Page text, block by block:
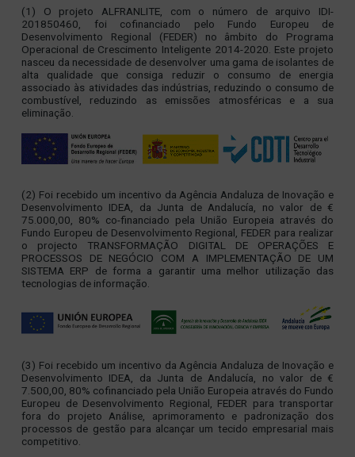
(1) O projeto ALFRANLITE, com o número de arquivo IDI-
201850460, foi cofinanciado pelo Fundo Europeu de
Desenvolvimento Regional (FEDER) no âmbito do Programa
Operacional de Crescimento Inteligente 2014-2020. Este projeto
nasceu da necessidade de desenvolver uma gama de isolantes de
alta qualidade que consiga reduzir o consumo de energia
associado às atividades das indústrias, reduzindo o consumo de
combustível, reduzindo as emissões atmosféricas e a sua
eliminação.
(2) Foi recebido um incentivo da Agência Andaluza de Inovação e
Desenvolvimento IDEA, da Junta de Andalucía, no valor de €
75.000,00, 80% co-financiado pela União Europeia através do
Fundo Europeu de Desenvolvimento Regional, FEDER para realizar
o projecto TRANSFORMAÇÃO DIGITAL DE OPERAÇÕES E
PROCESSOS DE NEGÓCIO COM A IMPLEMENTAÇÃO DE UM
SISTEMA ERP de forma a garantir uma melhor utilização das
tecnologias de informação.
(3) Foi recebido um incentivo da Agência Andaluza de Inovação e
Desenvolvimento IDEA, da Junta de Andalucía, no valor de €
7.500,00, 80% cofinanciado pela União Europeia através do Fundo
Europeu de Desenvolvimento Regional, FEDER para transportar
fora do projeto Análise, aprimoramento e padronização dos
processos de gestão para alcançar um tecido empresarial mais
competitivo.